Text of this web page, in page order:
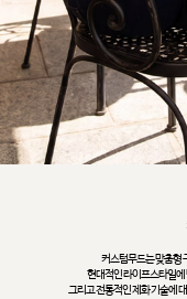
커스텀무드는 맞춤형
현대적인 라이프스타일에
그리고 전통적인 제화 기술에